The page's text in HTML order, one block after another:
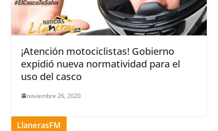
¡Atención motociclistas! Gobierno
expidió nueva normatividad para el
uso del casco
noviembre 26, 2020
LlanerasFM